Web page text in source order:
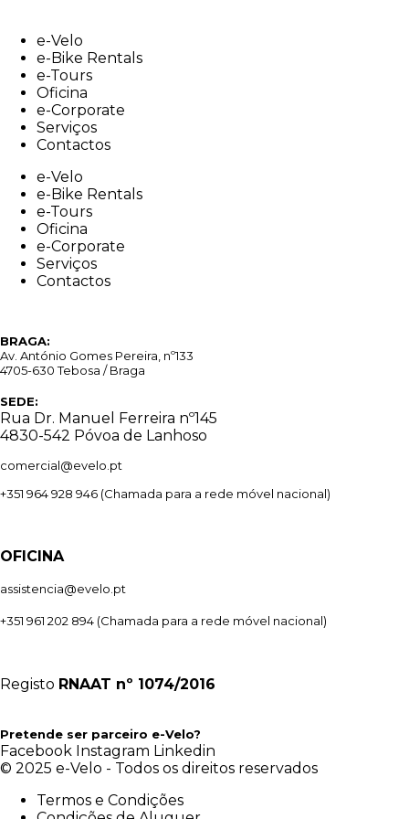
contente-Velo
e-Bike Rentals
e-Tours
Oficina
e-Corporate
Serviços
Contactos
e-Velo
e-Bike Rentals
e-Tours
Oficina
e-Corporate
Serviços
Contactos
BRAGA:
Av. António Gomes Pereira, nº133
4705-630 Tebosa / Braga
SEDE:
Rua Dr. Manuel Ferreira nº145
4830-542 Póvoa de Lanhoso
comercial@evelo.pt
+351 964 928 946 (Chamada para a rede móvel nacional)
OFICINA
assistencia@evelo.pt
+351 961 202 894 (Chamada para a rede móvel nacional)
Registo RNAAT nº 1074/2016
Pretende ser parceiro e-Velo?
Facebook Instagram Linkedin
© 2025 e-Velo - Todos os direitos reservados
Termos e Condições